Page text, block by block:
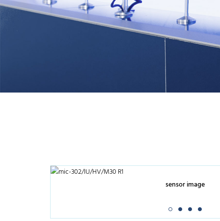
sensor image